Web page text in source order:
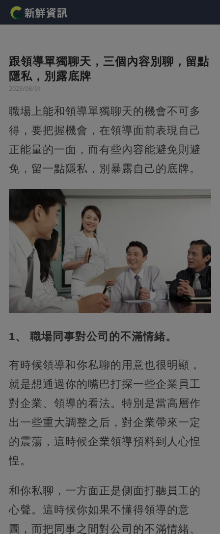
跟領導單獨聊天，三個內容別聊，留點
隱私，別露底牌
2023/08/01
職場上能和領導單獨聊天的機會不可多
得，要把握機會，在領導面前表現自己
正能量的一面，而有些內容能避免則避
免，留一點隱私，別暴露自己的底牌。
1、 職場同事對公司的不滿情緒。
有時候領導和你私聊的用意也很明顯，
就是想通過你的嘴巴打探一些企業員工
對企業、領導的看法。特別是當高層作
出一些重大調整之后，對企業帶來一定
的震蕩，這時候企業領導預料到人心惶
惶。
和你私聊，一方面正是側面打聽員工的
心聲。這時候你如果不懂得領導的意
圖，而把同事之間對公司的不滿情緒、